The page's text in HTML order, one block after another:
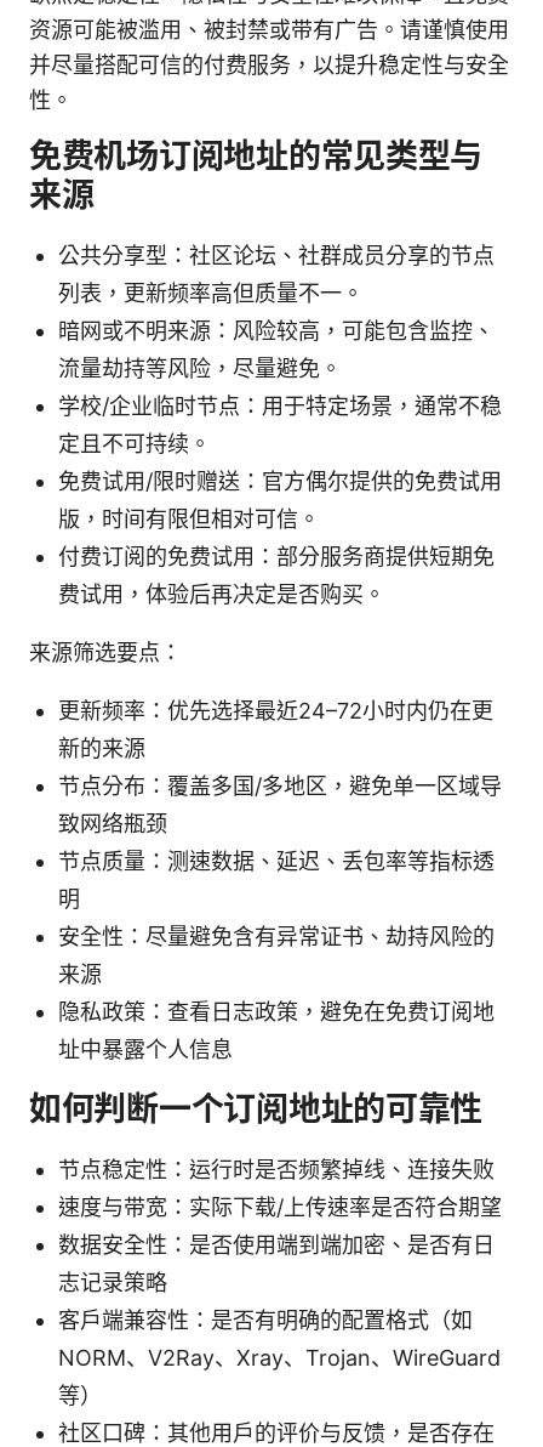
资源可能被滥用、被封禁或带有广告。请谨慎使用
并尽量搭配可信的付费服务，以提升稳定性与安全
性。
免费机场订阅地址的常见类型与
来源
公共分享型：社区论坛、社群成员分享的节点
列表，更新频率高但质量不一。
暗网或不明来源：风险较高，可能包含监控、
流量劫持等风险，尽量避免。
学校/企业临时节点：用于特定场景，通常不稳
定且不可持续。
免费试用/限时赠送：官方偶尔提供的免费试用
版，时间有限但相对可信。
付费订阅的免费试用：部分服务商提供短期免
费试用，体验后再决定是否购买。
来源筛选要点：
更新频率：优先选择最近24–72小时内仍在更
新的来源
节点分布：覆盖多国/多地区，避免单一区域导
致网络瓶颈
节点质量：测速数据、延迟、丢包率等指标透
明
安全性：尽量避免含有异常证书、劫持风险的
来源
隐私政策：查看日志政策，避免在免费订阅地
址中暴露个人信息
如何判断一个订阅地址的可靠性
节点稳定性：运行时是否频繁掉线、连接失败
速度与带宽：实际下载/上传速率是否符合期望
数据安全性：是否使用端到端加密、是否有日
志记录策略
客户端兼容性：是否有明确的配置格式（如
NORM、V2Ray、Xray、Trojan、WireGuard
等）
社区口碑：其他用户的评价与反馈，是否存在